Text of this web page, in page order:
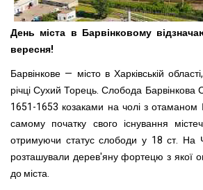
День міста в Барвінковому
вересня!
Барвінкове — місто в Харківській
річці Сухий Торець. Слобода Барвінкова
1651-1653 козаками на чолі з отаманом
самому початку свого існування
отримуючи статус слободи у 18 ст. На
розташували дерев'яну фортецю з якої
до міста.